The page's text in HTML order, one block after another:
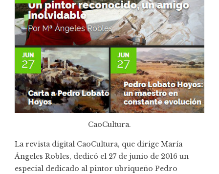
CaoCultura.
La revista digital CaoCultura, que dirige María
Ángeles Robles, dedicó el 27 de junio de 2016 un
especial dedicado al pintor ubriqueño Pedro